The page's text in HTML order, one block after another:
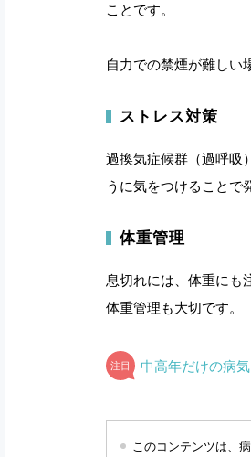
ことです。
自力での禁煙が難しい
ストレス対策
過換気症候群（過呼吸
うに気をつけることで
体重管理
息切れには、体重にも
体重管理も大切です。
中高年だけの病
このコンテンツは、